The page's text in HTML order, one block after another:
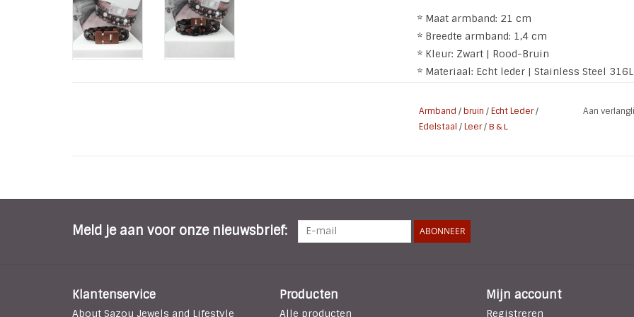
* Maat armband: 21 cm
* Breedte armband: 1,4 cm
* Kleur: Zwart | Rood-Bruin
* Materiaal: Echt leder | Stainless Steel 316L
Meet voor de maat de omtrek achter de
daar afhankelijk van wat je prettig vind 1
Armband /bruin /Echt Leder/
Edelstaal /Leer/ B & L
Aan
Meld je aan voor onze nieuwsbrief: ABONNEER
Klantenservice
About Sazou Jewels and Lifestyle
Producten
Alle producten
Mijn account
Registreren